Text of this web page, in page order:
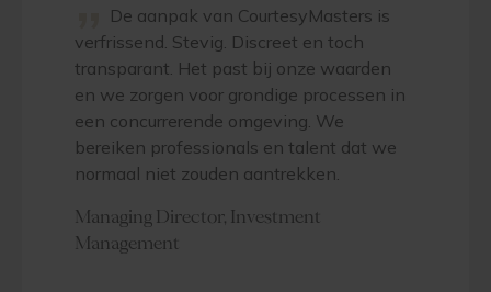
” De aanpak van CourtesyMasters is
verfrissend. Stevig. Discreet en toch
transparant. Het past bij onze waarden
en we zorgen voor grondige processen in
een concurrerende omgeving. We
bereiken professionals en talent dat we
normaal niet zouden aantrekken.
Managing Director, Investment
Management